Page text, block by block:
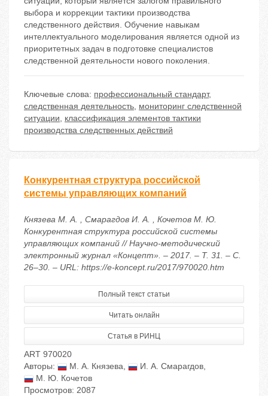
выбора и коррекции тактики производства
следственного действия. Обучение навыкам
интеллектуального моделирования является одной из
приоритетных задач в подготовке специалистов
следственной деятельности нового поколения.
Ключевые слова: профессиональный стандарт,
следственная деятельность, мониторинг следственной
ситуации, классификация элементов тактики
производства следственных действий
Конкурентная структура российской
системы управляющих компаний
Князева М. А. , Смарагдов И. А. , Кочетов М. Ю.
Конкурентная структура российской системы
управляющих компаний // Научно-методический
электронный журнал «Концепт». – 2017. – Т. 31. – С.
26–30. – URL: https://e-koncept.ru/2017/970020.htm
Полный текст статьи
Читать онлайн
Статья в РИНЦ
ART 970020
Авторы:
М. А. Князева, И. А. Смарагдов,
М. Ю. Кочетов
Просмотров: 2087